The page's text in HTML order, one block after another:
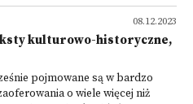
08.12.2023
kulturowo-historyczne,
pojmowane są w bardzo
o wiele więcej niż